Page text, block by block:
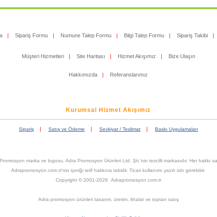
| Sipariş Formu | Numune Talep Formu | Bilgi Talep Formu | Sipariş Takibi |
Müşteri Hizmetleri | Site Haritası | Hizmet Akışımız | Bize Ulaşın
Hakkımızda | Referanslarımız
Kurumsal Hizmet Akışımız
Sipariş | Satış ve Ödeme | Sevkiyat / Teslimat | Baskı Uygulamaları
marka ve logosu, Adra Promosyon Ürünleri Ltd. Şti.'nin tescilli markasıdır. Her hakkı
Adrapromosyon.com.tr'nin içeriği telif hakkına tabidir. Ticari kullanımı yazılı izin gerektirir.
Copyright © 2001-2026 Adrapromosyon.com.tr
Adra promosyon ürünleri tasarım, üretim, ithalat ve toptan satış